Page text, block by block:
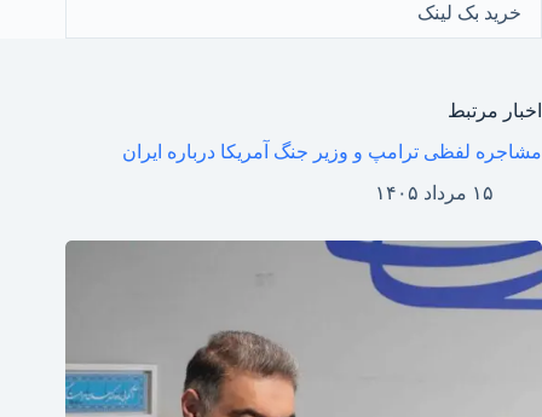
خرید بک لینک
اخبار مرتبط
مشاجره لفظی ترامپ و وزیر جنگ آمریکا درباره ایران
۱۵ مرداد ۱۴۰۵